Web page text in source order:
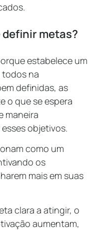
metas?
estabelece um
na
definidas, as
o que se espera
maneira
objetivos.
como um
os
mais em suas
clara a atingir, o
aumentam,